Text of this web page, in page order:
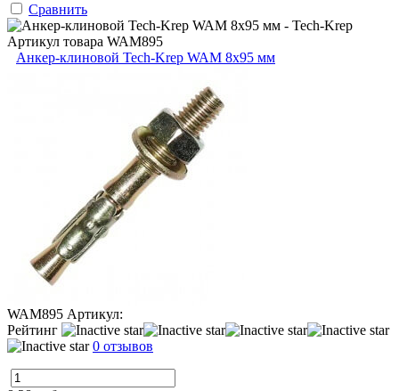
Сравнить
Артикул товара WAM895
Анкер-клиновой Tech-Krep WAM 8х95 мм
WAM895 Артикул:
Рейтинг
0 отзывов